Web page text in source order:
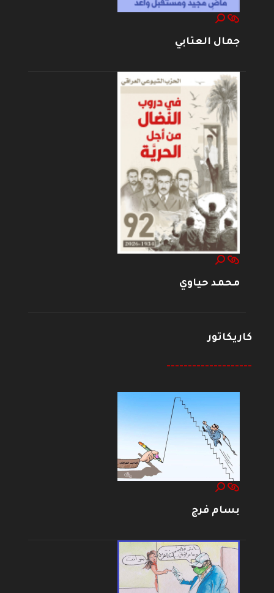
جمال العتابي
محمد حياوي
كاريكاتور
--------------------
بسام فرج